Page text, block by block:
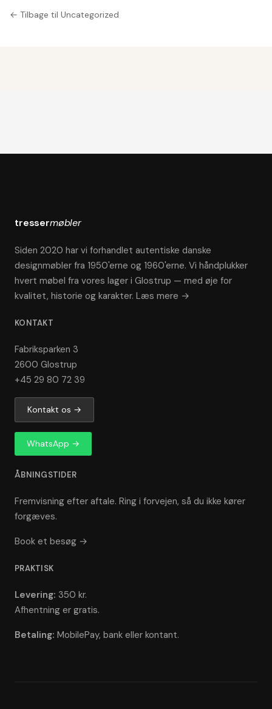
← Tilbage til Uncategorized
tressermøbler
Siden 2020 har vi forhandlet autentiske danske
designmøbler fra 1950'erne og 1960'erne. Vi håndplukker
hvert møbel fra vores lager i Glostrup — med øje for
kvalitet, historie og karakter. Læs mere →
KONTAKT
Fabriksparken 3
2600 Glostrup
+45 29 80 72 39
Kontakt os →
WhatsApp →
ÅBNINGSTIDER
Fremvisning efter aftale. Ring i forvejen, så du ikke kører
forgæves.
Book et besøg →
PRAKTISK
Levering: 350 kr.
Afhentning er gratis.
Betaling: MobilePay, bank eller kontant.